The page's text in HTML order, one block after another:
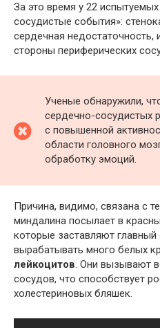
За это время у 22
сосудистые события»:
сердечная недостаточность,
стороны периферических
Ученые обнаружили,
сердечно-сосудистых
с повышенной
области головного
обработку эмоций.
Причина, видимо, связана с
миндалина посылает в
которые заставляют главный
вырабатывать много белых
лейкоцитов. Они вызывают
сосудов, что способствует
холестериновых бляшек.